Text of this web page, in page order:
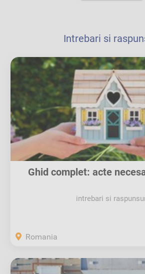
Intrebari si
Ghid complet: acte
intrebari si
Romania